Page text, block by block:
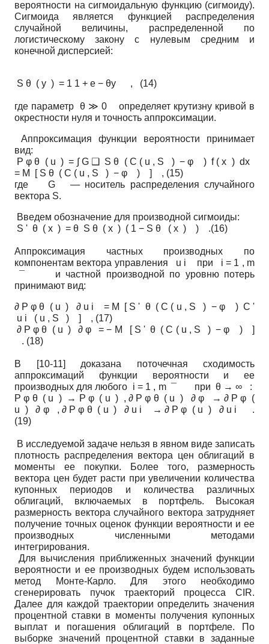
вероятности на сигмоидальную функцию (сигмоиду).
Сигмоида является функцией распределения
случайной величины, распределенной по
логистическому закону с нулевым средним и
конечной дисперсией:
S θ ( y ) = 1 1 + e − θy , (14)
где параметр θ ≫ 0 определяет крутизну кривой в
окрестности нуля и точность аппроксимации.
Аппроксимация функции вероятности принимает
вид:
P φ θ ( u ) = ∫ G ❑ S θ ( C ( u , S ) − φ ) f ( x ) dx
= M [ S θ ( C ( u , S ) − φ ) ] , (15)
где G — носитель распределения случайного
вектора S.
Введем обозначение для производной сигмоиды:
S ' θ ( x ) = θ S θ ( x ) ( 1 − S θ ( x ) ) .(16)
Аппроксимация частных производных по
компонентам вектора управления u i при i = 1 , m
¯ и частной производной по уровню потерь
принимают вид:
∂ P φ θ ( u ) ∂ u i = M [ S ' θ ( C ( u , S ) − φ ) C '
u i ( u , S ) ] , (17)
∂ P φ θ ( u ) ∂ φ = − M [ S ' θ ( C ( u , S ) − φ ) ]
. (18)
В [10-11] доказана поточечная сходимость
аппроксимаций функции вероятности и ее
производных для любого i = 1 , m ¯ при θ → ∞ :
P φ θ ( u ) → P φ ( u ) , ∂ P φ θ ( u ) ∂ φ → ∂ P φ (
u ) ∂ φ , ∂ P φ θ ( u ) ∂ u i → ∂ P φ ( u ) ∂ u i .
(19)
В исследуемой задаче нельзя в явном виде записать
плотность распределения вектора цен облигаций в
моменты ее покупки. Более того, размерность
вектора цен будет расти при увеличении количества
купонных периодов и количества различных
облигаций, включаемых в портфель. Высокая
размерность вектора случайного вектора затрудняет
получение точных оценок функции вероятности и ее
производных численными методами
интегрирования.
Для вычисления приближенных значений функции
вероятности и ее производных будем использовать
метод Монте-Карло. Для этого необходимо
сгенерировать пучок траекторий процесса CIR.
Далее для каждой траектории определить значения
процентной ставки в моменты получения купонных
выплат и погашения облигаций в портфеле. По
выборке значений процентной ставки в заданные